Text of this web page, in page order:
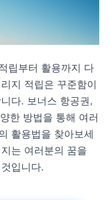
립부터 활용까지 다
지 적립은 꾸준함이
다. 보너스 항공권,
한 방법을 통해 여러
활용법을 찾아보세
는 여러분의 꿈을
입니다.